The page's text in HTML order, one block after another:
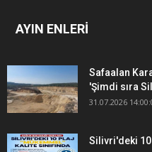
AYIN ENLERİ
Safaalan
'Şimdi sıra
31.07.2026
Silivri'deki 10